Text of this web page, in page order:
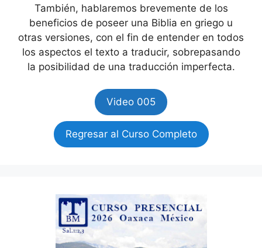
También, hablaremos brevemente de los
beneficios de poseer una Biblia en griego u
otras versiones, con el fin de entender en todos
los aspectos el texto a traducir, sobrepasando
la posibilidad de una traducción imperfecta.
Video 005
Regresar al Curso Completo